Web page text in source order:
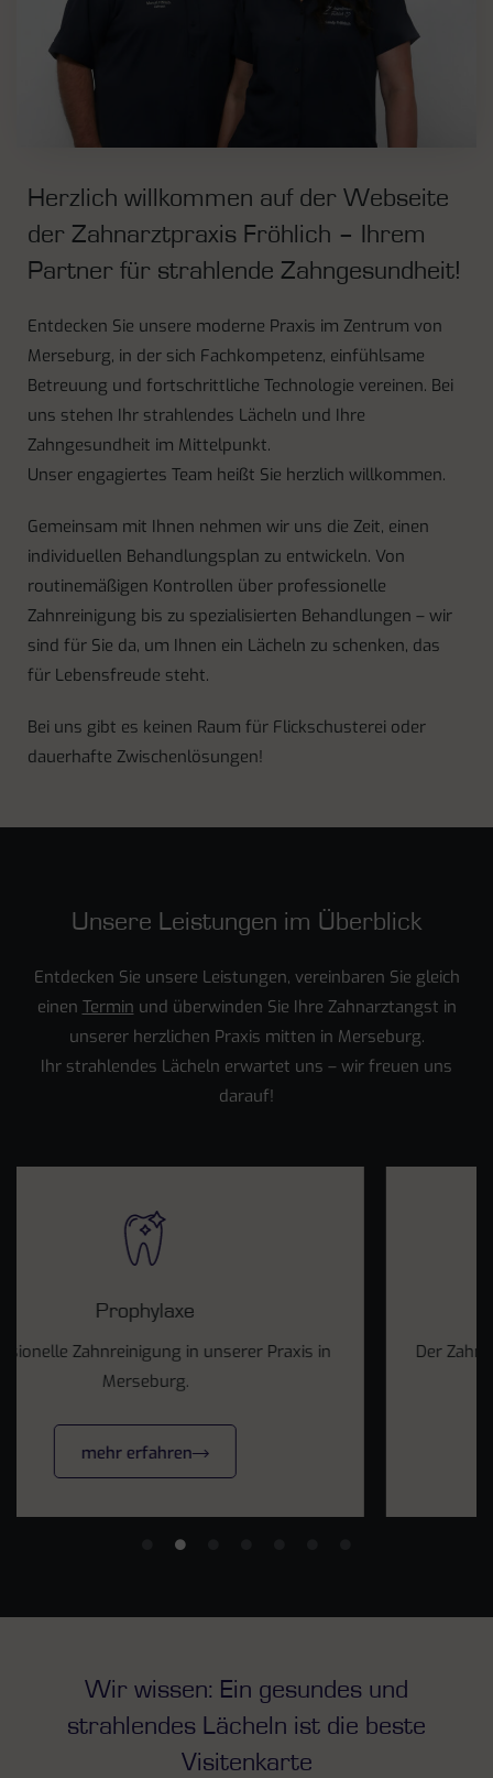
Herzlich willkommen auf der Webseite
der Zahnarztpraxis Fröhlich – Ihrem
Partner für strahlende Zahngesundheit!
Entdecken Sie unsere moderne Praxis im Zentrum von
Merseburg, in der sich Fachkompetenz, einfühlsame
Betreuung und fortschrittliche Technologie vereinen. Bei
uns stehen Ihr strahlendes Lächeln und Ihre
Zahngesundheit im Mittelpunkt.
Unser engagiertes Team heißt Sie herzlich willkommen.
Gemeinsam mit Ihnen nehmen wir uns die Zeit, einen
individuellen Behandlungsplan zu entwickeln. Von
routinemäßigen Kontrollen über professionelle
Zahnreinigung bis zu spezialisierten Behandlungen – wir
sind für Sie da, um Ihnen ein Lächeln zu schenken, das
für Lebensfreude steht.
Bei uns gibt es keinen Raum für Flickschusterei oder
dauerhafte Zwischenlösungen!
Unsere Leistungen im Überblick
Entdecken Sie unsere Leistungen, vereinbaren Sie gleich
einen Termin und überwinden Sie Ihre Zahnarztangst in
unserer herzlichen Praxis mitten in Merseburg.
Ihr strahlendes Lächeln erwartet uns – wir freuen uns
darauf!
Parodontologie
Der Zahnhalteapparat ist das Fundament unserer
mehr erfahren
Wir wissen: Ein gesundes und
strahlendes Lächeln ist die beste
Visitenkarte